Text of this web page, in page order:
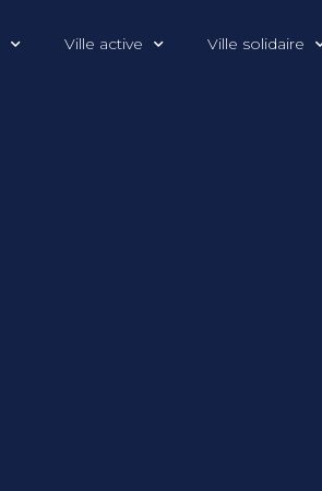
Ville active Ville solidaire